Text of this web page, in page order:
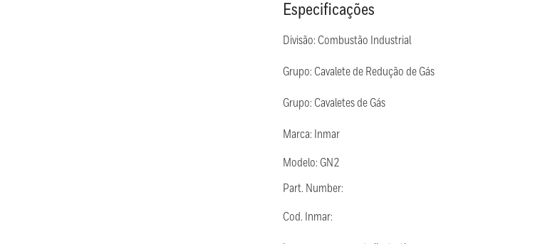
Especificações
Divisão: Combustão Industrial
Grupo: Cavalete de Redução de Gás
Grupo: Cavaletes de Gás
Marca: Inmar
Modelo: GN2
Part. Number:
Cod. Inmar: